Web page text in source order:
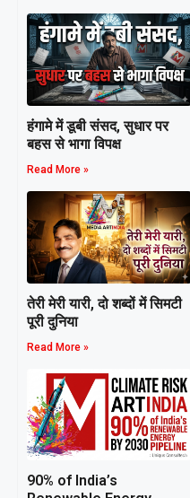
हंगामे में डूबी संसद, सुधार पर
बहस से भागा विपक्ष
Read More »
तेरी मेरी यारी, दो शब्दों में सिमटी
पूरी दुनिया
Read More »
90% of India’s